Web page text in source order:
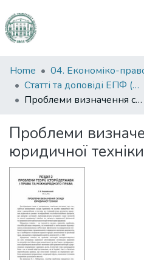
Communities
&
Collections
Statistics
Home
Статті та доповіді ЕПФ (Правові науки)
Проблеми визначення складу юридичної техніки
Проблеми
юридичної техніки